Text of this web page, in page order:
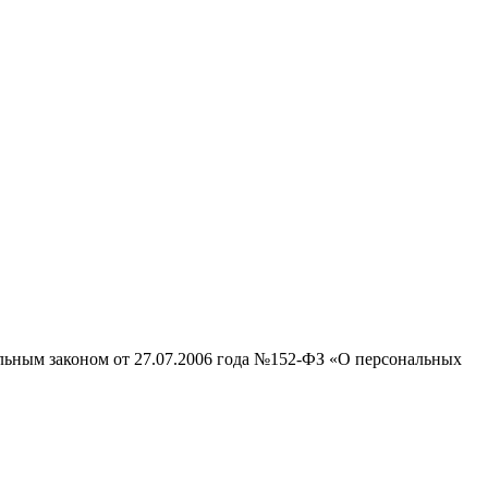
законом от 27.07.2006 года №152-ФЗ «О персональных